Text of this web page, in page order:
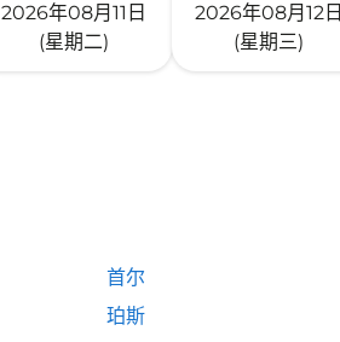
2026年08月11日
(星期二)
2026年08月12日
(星期三)
首尔
珀斯